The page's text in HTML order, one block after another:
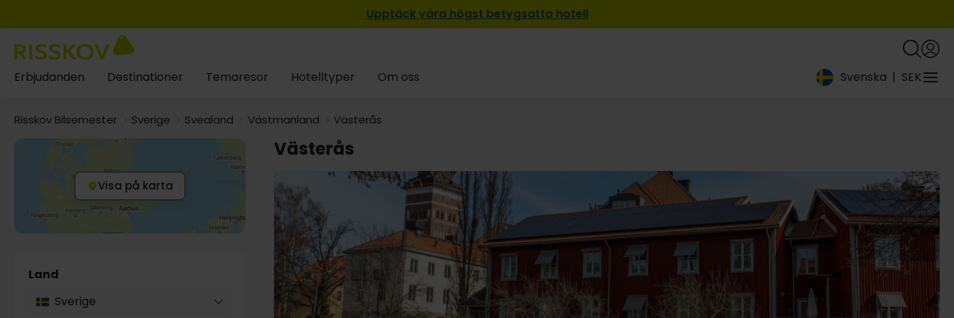
Upptäck våra högst betygsatta hotell
Erbjudanden Destinationer Temaresor Hotelltyper Om oss Svenska | SEK
Risskov Bilsemester Sverige Svealand Västmanland Västerås
Visa på karta
Land
Sverige
Västerås